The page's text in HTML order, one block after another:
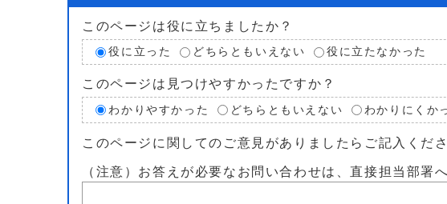
このページは役に立ちましたか？
役に立った どちらともいえない 役に立たなかった
このページは見つけやすかったですか？
わかりやすかった どちらともいえない わかりにくか
このページに関してのご意見がありましたらご記入くださ
（注意）お答えが必要なお問い合わせは、直接担当部